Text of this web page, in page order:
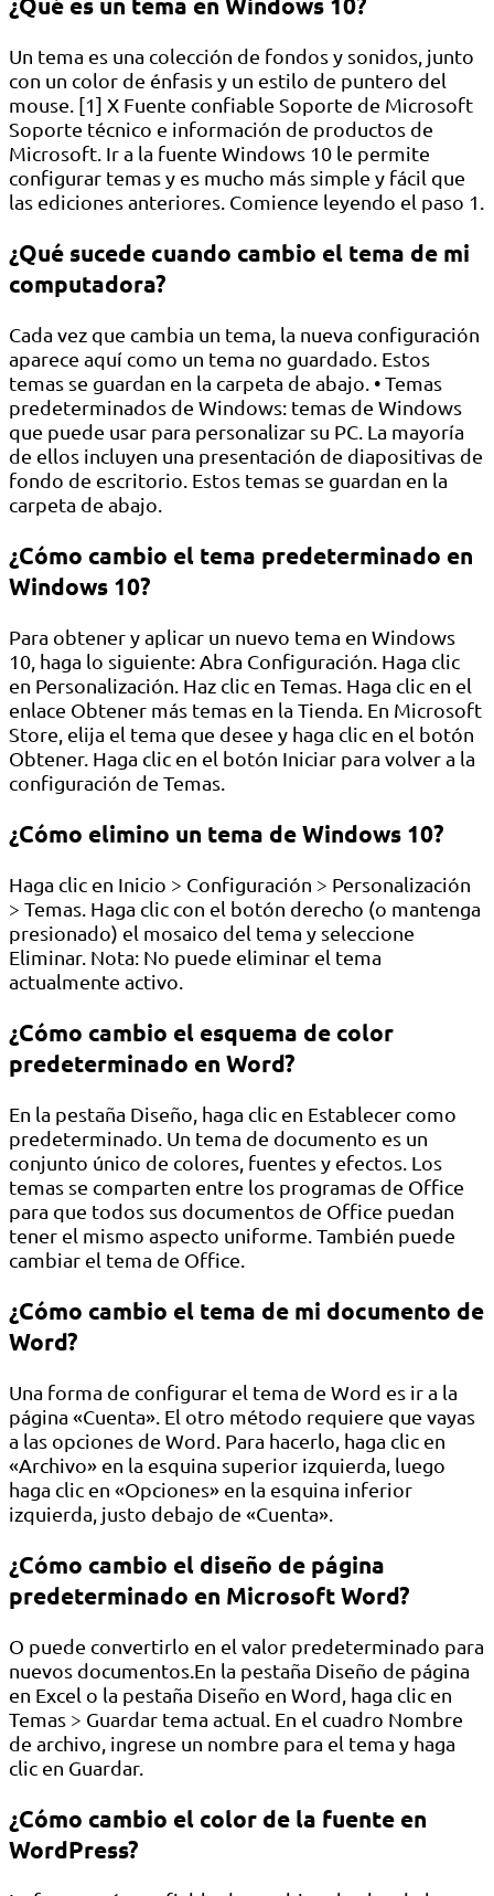
Un tema es una colección de fondos y sonidos, junto
con un color de énfasis y un estilo de puntero del
mouse. [1] X Fuente confiable Soporte de Microsoft
Soporte técnico e información de productos de
Microsoft. Ir a la fuente Windows 10 le permite
configurar temas y es mucho más simple y fácil que
las ediciones anteriores. Comience leyendo el paso 1.
¿Qué sucede cuando cambio el tema de mi
computadora?
Cada vez que cambia un tema, la nueva configuración
aparece aquí como un tema no guardado. Estos
temas se guardan en la carpeta de abajo. • Temas
predeterminados de Windows: temas de Windows
que puede usar para personalizar su PC. La mayoría
de ellos incluyen una presentación de diapositivas de
fondo de escritorio. Estos temas se guardan en la
carpeta de abajo.
¿Cómo cambio el tema predeterminado en
Windows 10?
Para obtener y aplicar un nuevo tema en Windows
10, haga lo siguiente: Abra Configuración. Haga clic
en Personalización. Haz clic en Temas. Haga clic en el
enlace Obtener más temas en la Tienda. En Microsoft
Store, elija el tema que desee y haga clic en el botón
Obtener. Haga clic en el botón Iniciar para volver a la
configuración de Temas.
¿Cómo elimino un tema de Windows 10?
Haga clic en Inicio > Configuración > Personalización
> Temas. Haga clic con el botón derecho (o mantenga
presionado) el mosaico del tema y seleccione
Eliminar. Nota: No puede eliminar el tema
actualmente activo.
¿Cómo cambio el esquema de color
predeterminado en Word?
En la pestaña Diseño, haga clic en Establecer como
predeterminado. Un tema de documento es un
conjunto único de colores, fuentes y efectos. Los
temas se comparten entre los programas de Office
para que todos sus documentos de Office puedan
tener el mismo aspecto uniforme. También puede
cambiar el tema de Office.
¿Cómo cambio el tema de mi documento de
Word?
Una forma de configurar el tema de Word es ir a la
página «Cuenta». El otro método requiere que vayas
a las opciones de Word. Para hacerlo, haga clic en
«Archivo» en la esquina superior izquierda, luego
haga clic en «Opciones» en la esquina inferior
izquierda, justo debajo de «Cuenta».
¿Cómo cambio el diseño de página
predeterminado en Microsoft Word?
O puede convertirlo en el valor predeterminado para
nuevos documentos.En la pestaña Diseño de página
en Excel o la pestaña Diseño en Word, haga clic en
Temas > Guardar tema actual. En el cuadro Nombre
de archivo, ingrese un nombre para el tema y haga
clic en Guardar.
¿Cómo cambio el color de la fuente en
WordPress?